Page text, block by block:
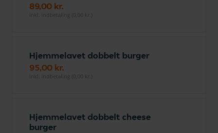
89,00 kr.
inkl. indbetaling (0,00 kr.)
Hjemmelavet dobbelt burger
95,00 kr.
inkl. indbetaling (0,00 kr.)
Hjemmelavet dobbelt cheese
burger